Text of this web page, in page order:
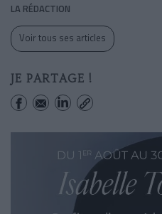
LA RÉDACTION
Voir tous ses articles
JE PARTAGE !